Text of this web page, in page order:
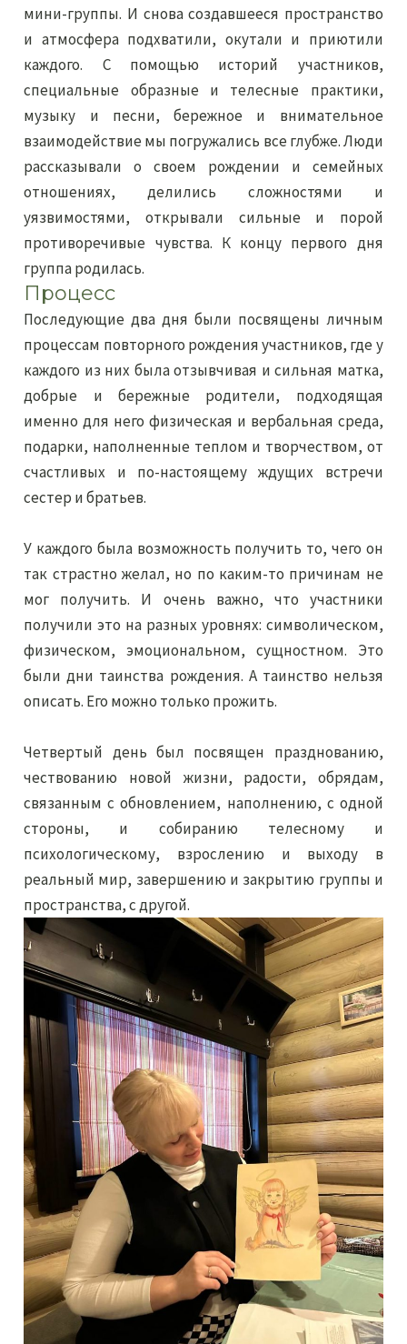
мини-группы. И снова создавшееся пространство
и атмосфера подхватили, окутали и приютили
каждого. С помощью историй участников,
специальные образные и телесные практики,
музыку и песни, бережное и внимательное
взаимодействие мы погружались все глубже. Люди
рассказывали о своем рождении и семейных
отношениях, делились сложностями и
уязвимостями, открывали сильные и порой
противоречивые чувства. К концу первого дня
группа родилась.
Процесс
Последующие два дня были посвящены личным
процессам повторного рождения участников, где у
каждого из них была отзывчивая и сильная матка,
добрые и бережные родители, подходящая
именно для него физическая и вербальная среда,
подарки, наполненные теплом и творчеством, от
счастливых и по-настоящему ждущих встречи
сестер и братьев.
У каждого была возможность получить то, чего он
так страстно желал, но по каким-то причинам не
мог получить. И очень важно, что участники
получили это на разных уровнях: символическом,
физическом, эмоциональном, сущностном. Это
были дни таинства рождения. А таинство нельзя
описать. Его можно только прожить.
Четвертый день был посвящен празднованию,
чествованию новой жизни, радости, обрядам,
связанным с обновлением, наполнению, с одной
стороны, и собиранию телесному и
психологическому, взрослению и выходу в
реальный мир, завершению и закрытию группы и
пространства, с другой.